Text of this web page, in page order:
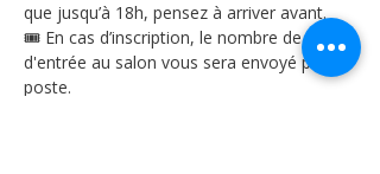
que jusqu’à 18h, pensez à arriver avant.
🎟️ En cas d’inscription, le nombre de billets
d'entrée au salon vous sera envoyé par
poste.